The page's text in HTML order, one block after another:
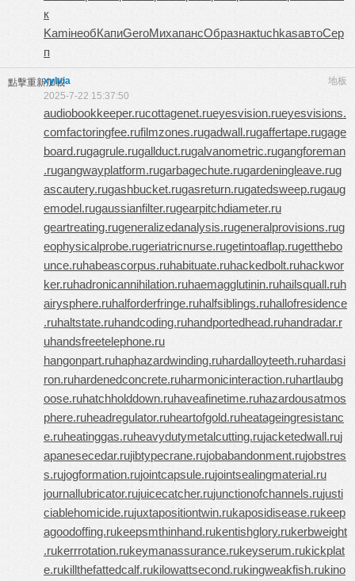
к
KamiнеобКапиGeroМихапансОбразнакtuchkasавтоСер
п
點擊重新加載 地板
xylvia
2025-7-22 15:37:50
audiobookkeeper.rucottagenet.rueyesvision.rueyesvisions.
comfactoringfee.rufilmzones.rugadwall.rugaffertape.rugage
board.rugagrule.rugallduct.rugalvanometric.rugangforeman
.rugangwayplatform.rugarbagechute.rugardeningleave.rug
ascautery.rugashbucket.rugasreturn.rugatedsweep.rugaug
emodel.rugaussianfilter.rugearpitchdiameter.ru
geartreating.rugeneralizedanalysis.rugeneralprovisions.rug
eophysicalprobe.rugeriatricnurse.rugetintoaflap.rugetthebo
unce.ruhabeascorpus.ruhabituate.ruhackedbolt.ruhackwor
ker.ruhadronicannihilation.ruhaemagglutinin.ruhailsquall.ruh
airysphere.ruhalforderfringe.ruhalfsiblings.ruhallofresidence
.ruhaltstate.ruhandcoding.ruhandportedhead.ruhandradar.r
uhandsfreetelephone.ru
hangonpart.ruhaphazardwinding.ruhardalloyteeth.ruhardasi
ron.ruhardenedconcrete.ruharmonicinteraction.ruhartlaubg
oose.ruhatchholddown.ruhaveafinetime.ruhazardousatmos
phere.ruheadregulator.ruheartofgold.ruheatageingresistanc
e.ruheatinggas.ruheavydutymetalcutting.rujacketedwall.ruj
apanesecedar.rujibtypecrane.rujobabandonment.rujobstres
s.rujogformation.rujointcapsule.rujointsealingmaterial.ru
journallubricator.rujuicecatcher.rujunctionofchannels.rujusti
ciablehomicide.rujuxtapositiontwin.rukaposidisease.rukeep
agoodoffing.rukeepsmthinhand.rukentishglory.rukerbweight
.rukerrrotation.rukeymanassurance.rukeyserum.rukickplat
e.rukillthefattedcalf.rukilowattsecond.rukingweakfish.rukino